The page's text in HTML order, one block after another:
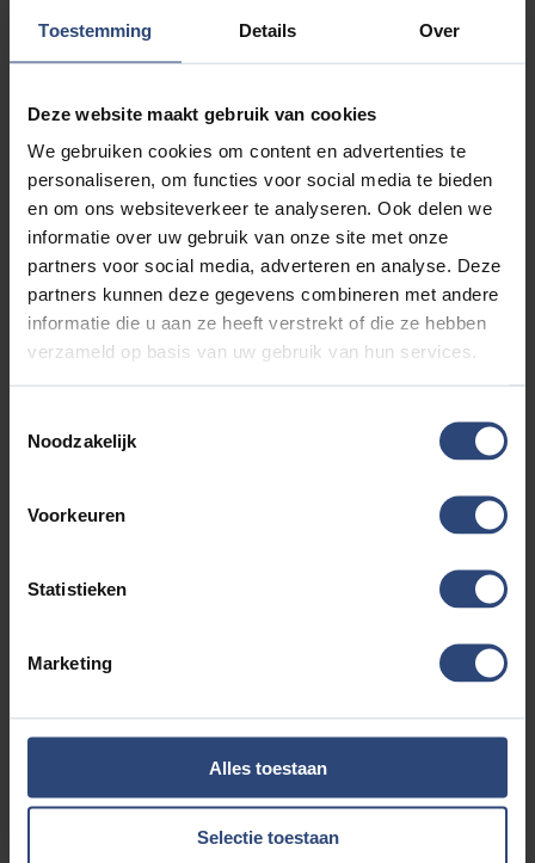
Toestemming Details Over
Deze website maakt gebruik van cookies
We gebruiken cookies om content en advertenties te
personaliseren, om functies voor social media te bieden
en om ons websiteverkeer te analyseren. Ook delen we
informatie over uw gebruik van onze site met onze
partners voor social media, adverteren en analyse. Deze
partners kunnen deze gegevens combineren met andere
informatie die u aan ze heeft verstrekt of die ze hebben
verzameld op basis van uw gebruik van hun services.
Noodzakelijk
Voorkeuren
Statistieken
Marketing
Alles toestaan
Selectie toestaan
https://www.autoaaltink.nl of neem contact met ons op
Alle moeite is genomen om de informatie in deze
geven. Fouten zijn echter nooit uit te sluiten. Vertrouw
daarom niet alleen op deze informatie, maar controleer
bij aankoop de zaken die uw beslissing zouden kunnen
beïnvloeden. Er kunnen dan ook geen rechten worden
ontleend aan de genoemde gegevens.
Accessoires
Entertainment & Media
audio installatie
connected services